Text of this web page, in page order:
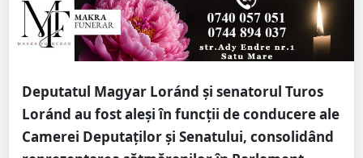
Deputatul Magyar Loránd și senatorul Turos
Loránd au fost aleși în funcții de conducere ale
Camerei Deputaților și Senatului, consolidând